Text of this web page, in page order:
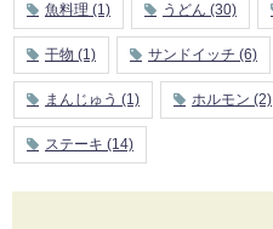
魚料理 (1) うどん (30)
干物 (1) サンドイッチ (6)
まんじゅう (1) ホルモン (2)
ステーキ (14)